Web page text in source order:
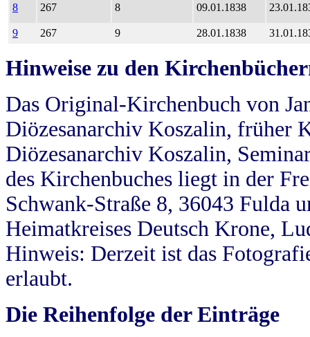
8 267 8 09.01.1838
9 267 9 28.01.1838
Hinweise zu den
Das Original-Kirchenbuch von
Diözesanarchiv Koszalin, früher
Diözesanarchiv Koszalin,
des Kirchenbuches liegt in der
Schwank-Straße 8, 36043 Fulda
Heimatkreises Deutsch Krone,
Hinweis: Derzeit ist das
erlaubt.
Die Reihenfolge der Einträge